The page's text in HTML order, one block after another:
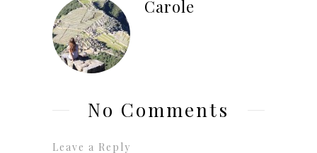
Carole
No Comments
Leave a Reply